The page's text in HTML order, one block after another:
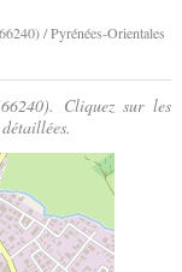
/ Pyrénées-Orientales
Cliquez sur les